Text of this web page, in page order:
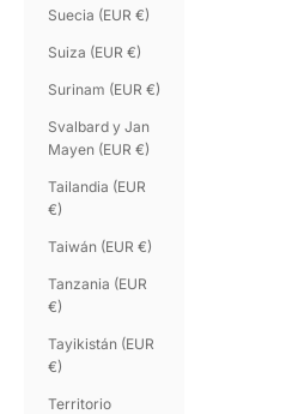
Suecia (EUR €)
Suiza (EUR €)
Surinam (EUR €)
Svalbard y Jan
Mayen (EUR €)
Tailandia (EUR
€)
Taiwán (EUR €)
Tanzania (EUR
€)
Tayikistán (EUR
€)
Territorio